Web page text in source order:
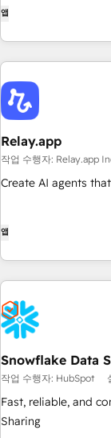
앱
Relay.app
작업 수행자: Relay.app
Create AI agents
앱
Snowflake Data
작업 수행자: HubSpot
Fast, reliable, and
Sharing